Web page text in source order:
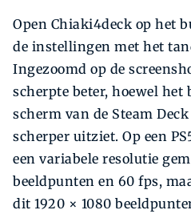
Open Chiaki4deck op het
de instellingen met het
Ingezoomd op de
scherpte beter, hoewel het
scherm van de Steam
scherper uitziet. Op een
een variabele resolutie
beeldpunten en 60 fps,
dit 1920 × 1080